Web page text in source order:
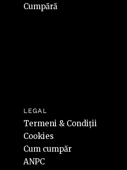
Cumpără
LEGAL
Termeni & Condiții
Cookies
Cum cumpăr
ANPC